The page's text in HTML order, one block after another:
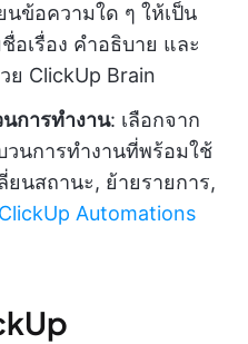
นข้อความใด ๆ ให้เป็น
เรื่อง คำอธิบาย และ
ย ClickUp Brain
การทำงาน: เลือกจาก
นการทำงานที่พร้อมใช้
ยนสถานะ, ย้ายรายการ,
ClickUp Automations